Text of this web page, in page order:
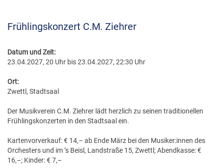
STABFÜHRERAUSBILDUNG
ÖBV WEITERBILDUNGSANGEBOTE
LANDESBEWERBE
MARKETENDERINNEN-ABZEICHEN
EHRENZEICHEN
MUSIKHEIM-VERDIENSTABZEICHEN
FÖRDERERNADELN
VERDIENSTKREUZE
EHRENKREUZE
EHRENRING
SOZIALFONDS
DARLEHENSFONDS
MUSIKHEIM & PROBENRAUM
VEREINSFÜHRUNG/ORGANISATION
RICHTLINIEN & STATUTEN
PRESSEUNTERLAGEN
KONTAKT
LANDESVORSTAND
BEZIRKSOBMÄNNER
BEZIRKSJUGENDREFERENTEN
BEZIRKSSTABFÜHRER
Frühlingskonzert C.M. Ziehrer
Datum und Zeit:
23.04.2027, 20 Uhr bis 23.04.2027, 22:30 Uhr
Ort:
Zwettl, Stadtsaal
Der Musikverein C.M. Ziehrer lädt herzlich zu seinen traditionellen
Frühlingskonzerten in den Stadtsaal ein.
Kartenvorverkauf: € 14,– ab Ende März bei den Musiker:innen des
Orchesters und im ’s Beisl, Landstraße 15, Zwettl; Abendkasse: €
16,–; Kinder: € 7,–